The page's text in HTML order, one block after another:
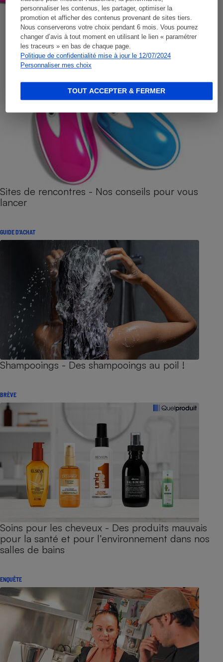
personnaliser les contenus, les partager, optimiser la
promotion et afficher des contenus provenant de sites tiers.
Nous conserverons votre choix pendant 6 mois. Vous pourrez
changer d’avis à tout moment en utilisant le lien « paramétrer
les traceurs » en bas de chaque page.
Politique de confidentialité mise à jour le 12/07/2024
Personnaliser mes choix
TOUT ACCEPTER & FERMER
Sites de rencontres - Nos conseils pour vous
lancer
GUIDE D'ACHAT
Shampooings - Des shampooings au poil !
BRÈVE
Soins pour les cheveux - Des produits mauvais
pour la santé et pour l’environnement dans nos
salles de bains
ENQUÊTE